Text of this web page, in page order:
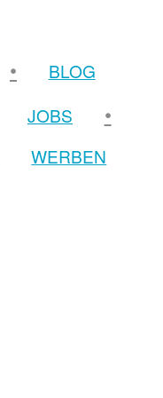
•
BLOG
JOBS •
WERBEN